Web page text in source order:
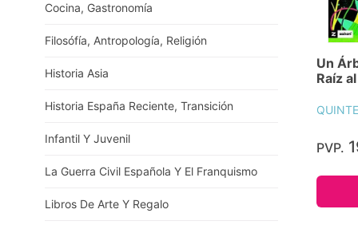
Cocina, Gastronomía
Filosófía, Antropología, Religión
Historia Asia
Historia España Reciente, Transición
Infantil Y Juvenil
La Guerra Civil Española Y El Franquismo
Libros De Arte Y Regalo
Un
Raíz
PVP.